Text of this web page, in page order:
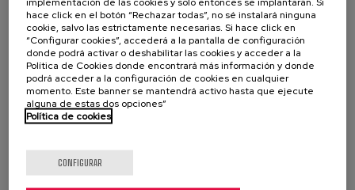
hace click en el botón “Rechazar todas”, no sé instalará ninguna
cookie, salvo las estrictamente necesarias. Si hace click en
“Configurar cookies”, accederá a la pantalla de configuración
donde podrá activar o deshabilitar las cookies y acceder a la
Política de Cookies donde encontrará más información y donde
podrá acceder a la configuración de cookies en cualquier
momento. Este banner se mantendrá activo hasta que ejecute
alguna de estas dos opciones”
Política de cookies
CONFIGURAR